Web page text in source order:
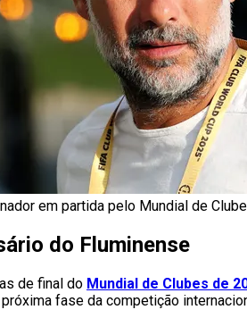
em partida pelo Mundial de
do Fluminense
de final do Mundial de Clubes de
próxima fase da competição